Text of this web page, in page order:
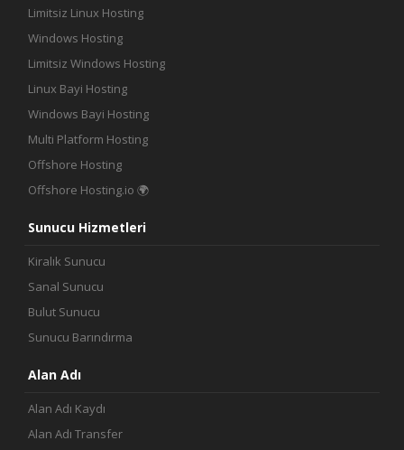
Limitsiz Linux Hosting
Windows Hosting
Limitsiz Windows Hosting
Linux Bayi Hosting
Windows Bayi Hosting
Multi Platform Hosting
Offshore Hosting
Offshore Hosting.io 🌍
Sunucu Hizmetleri
Kiralık Sunucu
Sanal Sunucu
Bulut Sunucu
Sunucu Barındırma
Alan Adı
Alan Adı Kaydı
Alan Adı Transfer